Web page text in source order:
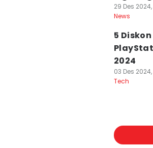
29 Des
News
5
2024
03 Des
Tech